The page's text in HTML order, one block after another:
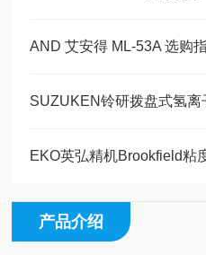
AND 艾安得 ML-53A 选购
产品介绍